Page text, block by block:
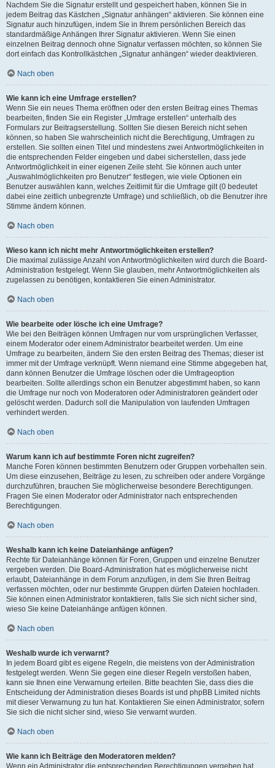
Nachdem Sie die Signatur erstellt und gespeichert haben, können Sie in
jedem Beitrag das Kästchen „Signatur anhängen“ aktivieren. Sie können eine
Signatur auch hinzufügen, indem Sie in Ihrem persönlichen Bereich das
standardmäßige Anhängen Ihrer Signatur aktivieren. Wenn Sie einen
einzelnen Beitrag dennoch ohne Signatur verfassen möchten, so können Sie
dort einfach das Kontrollkästchen „Signatur anhängen“ wieder deaktivieren.
Nach oben
Wie kann ich eine Umfrage erstellen?
Wenn Sie ein neues Thema eröffnen oder den ersten Beitrag eines Themas
bearbeiten, finden Sie ein Register „Umfrage erstellen“ unterhalb des
Formulars zur Beitragserstellung. Sollten Sie diesen Bereich nicht sehen
können, so haben Sie wahrscheinlich nicht die Berechtigung, Umfragen zu
erstellen. Sie sollten einen Titel und mindestens zwei Antwortmöglichkeiten in
die entsprechenden Felder eingeben und dabei sicherstellen, dass jede
Antwortmöglichkeit in einer eigenen Zeile steht. Sie können auch unter
„Auswahlmöglichkeiten pro Benutzer“ festlegen, wie viele Optionen ein
Benutzer auswählen kann, welches Zeitlimit für die Umfrage gilt (0 bedeutet
dabei eine zeitlich unbegrenzte Umfrage) und schließlich, ob die Benutzer ihre
Stimme ändern können.
Nach oben
Wieso kann ich nicht mehr Antwortmöglichkeiten erstellen?
Die maximal zulässige Anzahl von Antwortmöglichkeiten wird durch die Board-
Administration festgelegt. Wenn Sie glauben, mehr Antwortmöglichkeiten als
zugelassen zu benötigen, kontaktieren Sie einen Administrator.
Nach oben
Wie bearbeite oder lösche ich eine Umfrage?
Wie bei den Beiträgen können Umfragen nur vom ursprünglichen Verfasser,
einem Moderator oder einem Administrator bearbeitet werden. Um eine
Umfrage zu bearbeiten, ändern Sie den ersten Beitrag des Themas; dieser ist
immer mit der Umfrage verknüpft. Wenn niemand eine Stimme abgegeben hat,
dann können Benutzer die Umfrage löschen oder die Umfrageoption
bearbeiten. Sollte allerdings schon ein Benutzer abgestimmt haben, so kann
die Umfrage nur noch von Moderatoren oder Administratoren geändert oder
gelöscht werden. Dadurch soll die Manipulation von laufenden Umfragen
verhindert werden.
Nach oben
Warum kann ich auf bestimmte Foren nicht zugreifen?
Manche Foren können bestimmten Benutzern oder Gruppen vorbehalten sein.
Um diese einzusehen, Beiträge zu lesen, zu schreiben oder andere Vorgänge
durchzuführen, brauchen Sie möglicherweise besondere Berechtigungen.
Fragen Sie einen Moderator oder Administrator nach entsprechenden
Berechtigungen.
Nach oben
Weshalb kann ich keine Dateianhänge anfügen?
Rechte für Dateianhänge können für Foren, Gruppen und einzelne Benutzer
vergeben werden. Die Board-Administration hat es möglicherweise nicht
erlaubt, Dateianhänge in dem Forum anzufügen, in dem Sie Ihren Beitrag
verfassen möchten, oder nur bestimmte Gruppen dürfen Dateien hochladen.
Sie können einen Administrator kontaktieren, falls Sie sich nicht sicher sind,
wieso Sie keine Dateianhänge anfügen können.
Nach oben
Weshalb wurde ich verwarnt?
In jedem Board gibt es eigene Regeln, die meistens von der Administration
festgelegt werden. Wenn Sie gegen eine dieser Regeln verstoßen haben,
kann sie Ihnen eine Verwarnung erteilen. Bitte beachten Sie, dass dies die
Entscheidung der Administration dieses Boards ist und phpBB Limited nichts
mit dieser Verwarnung zu tun hat. Kontaktieren Sie einen Administrator, sofern
Sie sich die nicht sicher sind, wieso Sie verwarnt wurden.
Nach oben
Wie kann ich Beiträge den Moderatoren melden?
Wenn ein Administrator die entsprechenden Berechtigungen vergeben hat,